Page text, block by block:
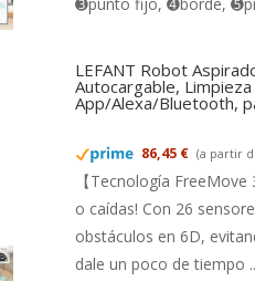
LEFANT Robot
Autocargable,
App/Alexa/Bluetooth,
86,45 € (a partir
【Tecnología
o caídas! Con 26
obstáculos en 6D,
dale un poco de tiempo